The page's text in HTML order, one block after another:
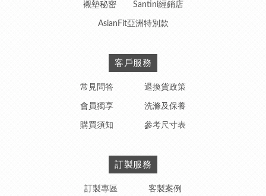
襯墊秘密 Santini經銷店
AsianFit亞洲特別款
客戶服務
常見問答 退換貨政策
會員獨享 洗滌及保養
購買須知 參考尺寸表
訂製服務
訂製專區 客製案例